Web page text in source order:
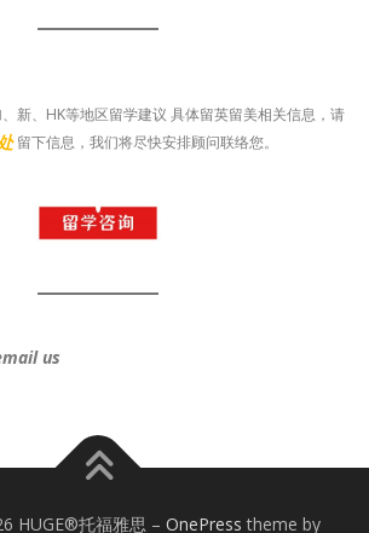
新、HK等地区留学建议 具体留英留美相关信息，请
留下信息，我们将尽快安排顾问联络您。
us
HUGE®托福雅思 – OnePress theme by